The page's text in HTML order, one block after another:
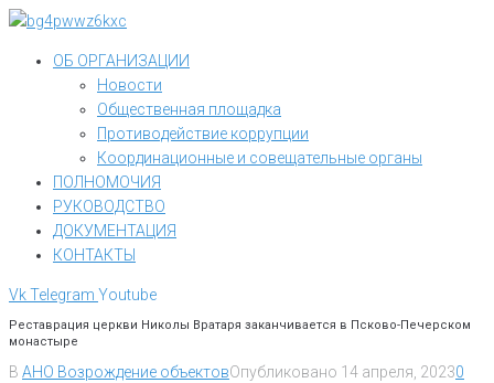
Перейти
контентуОБ ОРГАНИЗАЦИИ
Новости
Общественная площадка
Противодействие коррупции
Координационные и совещательные органы
ПОЛНОМОЧИЯ
РУКОВОДСТВО
ДОКУМЕНТАЦИЯ
КОНТАКТЫ
VkTelegram Youtube
Реставрация церкви Николы Вратаря заканчивается в Псково-Печерском
монастыре
В АНО Возрождение объектовОпубликовано 14 апреля, 20230